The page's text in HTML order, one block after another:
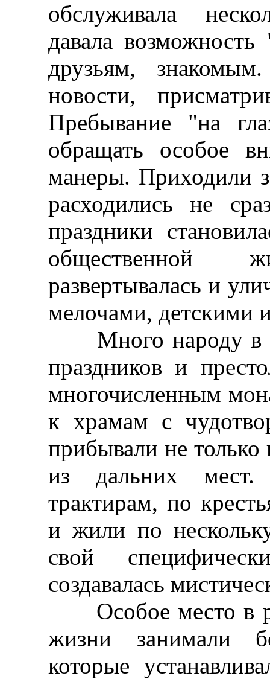
обслуживала
давала возможность
друзьям, знакомым.
новости,
Пребывание "на
обращать особое
манеры. Приходили
расходились не
праздники
общественной
развертывалась и
мелочами, детскими
Много народу в
праздников и
многочисленным
к храмам с
прибывали не
из дальних мест.
трактирам, по
и жили по
свой
создавалась
Особое место в
жизни занимали
которые